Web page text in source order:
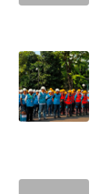
WN
LAMPUNG
WN